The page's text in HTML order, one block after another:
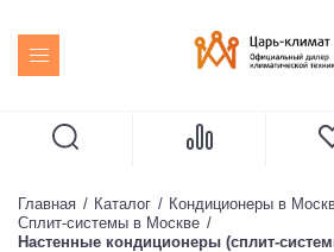
Главная Каталог
Кондиционеры в
Сплит-системы в Москве
Настенные кондиционеры (сплит-